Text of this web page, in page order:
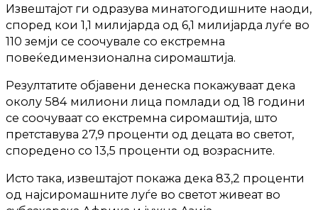
Извештајот ги одразува минатогодишните наоди,
според кои 1,1 милијарда од 6,1 милијарда луѓе во
110 земји се соочувале со екстремна
повеќедимензионална сиромаштија.
Резултатите објавени денеска покажуваат дека
околу 584 милиони лица помлади од 18 години
се соочуваат со екстремна сиромаштија, што
претставува 27,9 проценти од децата во светот,
споредено со 13,5 проценти од возрасните.
Исто така, извештајот покажа дека 83,2 проценти
од најсиромашните луѓе во светот живеат во